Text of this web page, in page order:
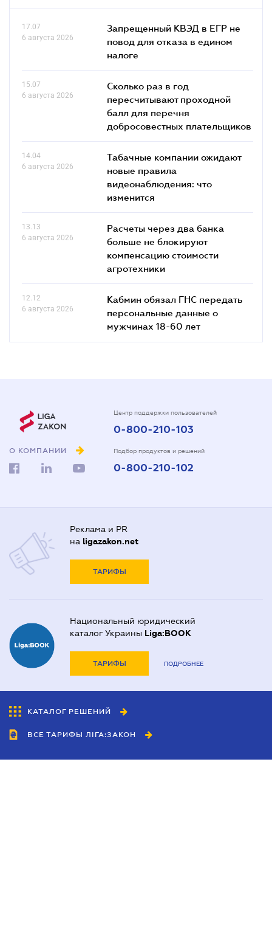
17.07
6 августа 2026
Запрещенный КВЭД в ЕГР не
повод для отказа в едином
налоге
15.07
6 августа 2026
Сколько раз в год
пересчитывают проходной
балл для перечня
добросовестных плательщиков
14.04
6 августа 2026
Табачные компании ожидают
новые правила
видеонаблюдения: что
изменится
13.13
6 августа 2026
Расчеты через два банка
больше не блокируют
компенсацию стоимости
агротехники
12.12
6 августа 2026
Кабмин обязал ГНС передать
персональные данные о
мужчинах 18-60 лет
О КОМПАНИИ
Центр поддержки пользователей
0-800-210-103
Подбор продуктов и решений
0-800-210-102
Реклама и PR
на ligazakon.net
ТАРИФЫ
Национальный юридический
каталог Украины Liga:BOOK
ТАРИФЫ ПОДРОБНЕЕ
КАТАЛОГ РЕШЕНИЙ
ВСЕ ТАРИФЫ ЛІГА:ЗАКОН